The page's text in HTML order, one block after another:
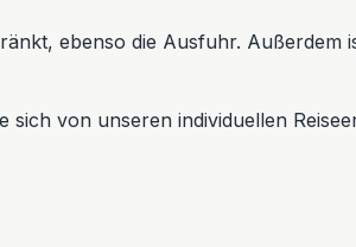
ebenso die Ausfuhr. Außerdem
von unseren individuellen